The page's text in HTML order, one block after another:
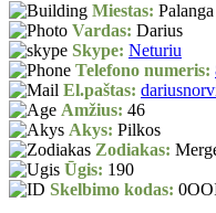
Miestas: Palanga
Vardas: Darius
Skype: Neturiu
Telefono numeris:
El.paštas:
Amžius: 46
Akys: Pilkos
Zodiakas:
Ūgis: 190
Skelbimo kodas: